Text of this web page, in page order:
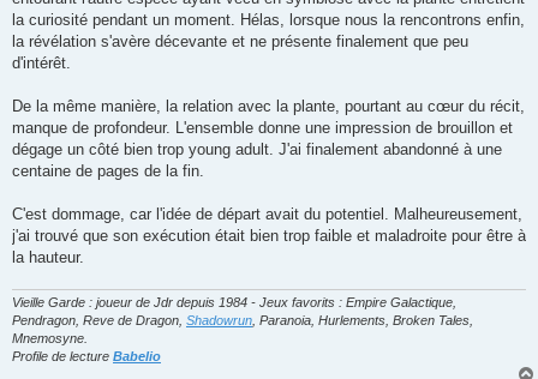
la curiosité pendant un moment. Hélas, lorsque nous la rencontrons enfin,
la révélation s'avère décevante et ne présente finalement que peu
d'intérêt.
De la même manière, la relation avec la plante, pourtant au cœur du récit,
manque de profondeur. L'ensemble donne une impression de brouillon et
dégage un côté bien trop young adult. J'ai finalement abandonné à une
centaine de pages de la fin.
C'est dommage, car l'idée de départ avait du potentiel. Malheureusement,
j'ai trouvé que son exécution était bien trop faible et maladroite pour être à
la hauteur.
Vieille Garde : joueur de Jdr depuis 1984 - Jeux favorits : Empire Galactique,
Pendragon, Reve de Dragon, Shadowrun , Paranoia, Hurlements, Broken Tales,
Mnemosyne.
Profile de lecture Babelio